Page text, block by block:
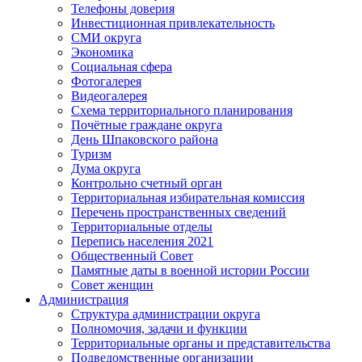
Телефоны доверия
Инвестиционная привлекательность
СМИ округа
Экономика
Социальная сфера
Фотогалерея
Видеогалерея
Схема территориального планирования
Почётные граждане округа
День Шпаковского района
Туризм
Дума округа
Контрольно счетный орган
Территориальная избирательная комиссия
Перечень пространственных сведений
Территориальные отделы
Перепись населения 2021
Общественный Совет
Памятные даты в военной истории России
Совет женщин
Администрация
Структура администрации округа
Полномочия, задачи и функции
Территориальные органы и представительства
Подведомственные организации